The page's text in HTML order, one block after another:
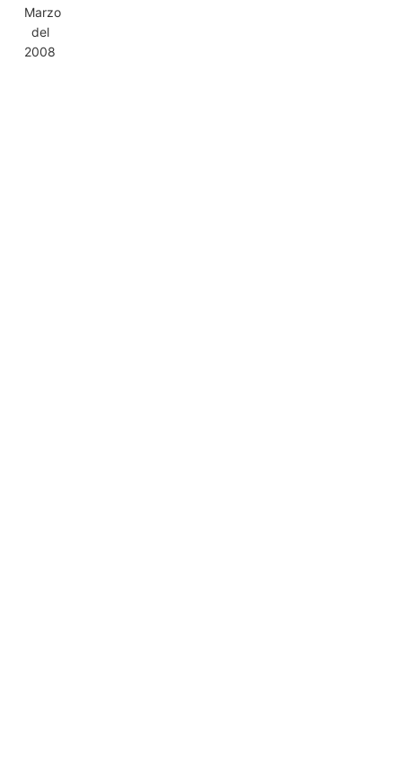
Marzo
del
2008